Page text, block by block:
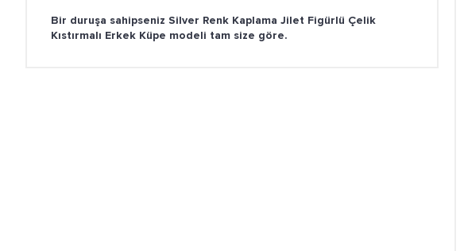
Bir duruşa sahipseniz Silver Renk Kaplama Jilet Figürlü Çelik
Kıstırmalı Erkek Küpe modeli tam size göre.